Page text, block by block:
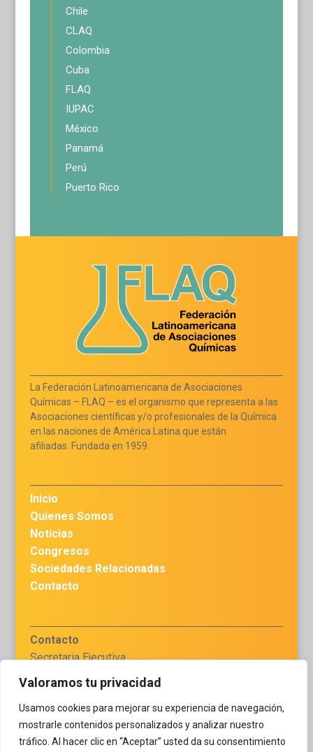
Valoramos tu privacidad
Usamos cookies para mejorar su experiencia de navegación,
mostrarle contenidos personalizados y analizar nuestro
tráfico. Al hacer clic en “Aceptar” usted da su consentimiento
Chile
CLAQ
Colombia
Cuba
FLAQ
IUPAC
México
Panamá
Perú
Puerto Rico
La Federación Latinoamericana de Asociaciones
Químicas – FLAQ – es el organismo que representa a las
Asociaciones científicas y/o profesionales de la Química
en las naciones de América Latina que están
afiliadas. Fundada en 1959.
Inicio
Quienes Somos
Noticias
Congresos
Sociedades Relacionadas
Contacto
Contacto
Secretaria Ejecutiva
Dra. Haydee Chávez
secretariaejecutiva.flaq
@gmail.com